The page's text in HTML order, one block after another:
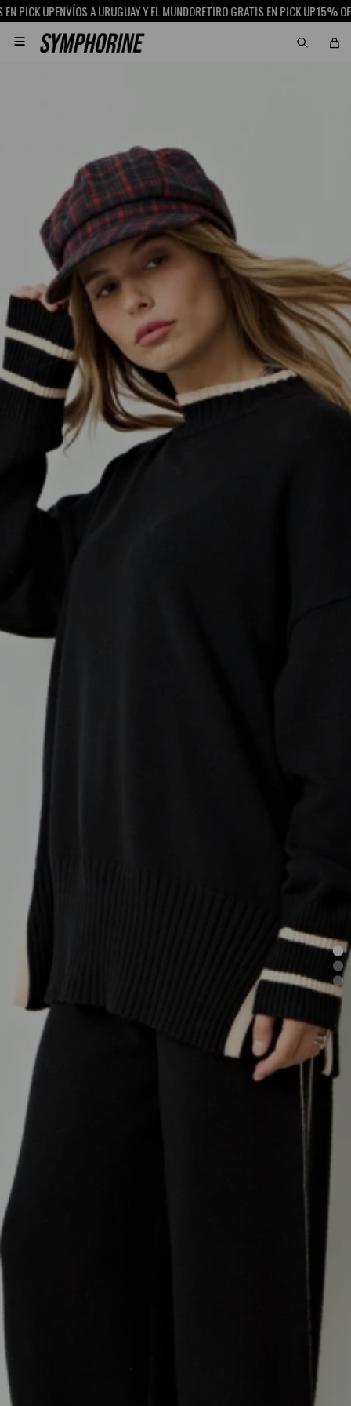
UPENVÍOS A URUGUAY Y EL MUNDORETIRO GRATIS EN PICK UP15% OFF
